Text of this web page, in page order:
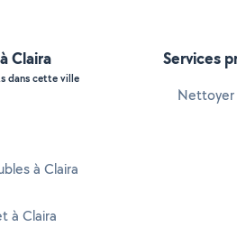
Claira
dans cette ville
à Claira
à Claira
Services
Nettoyer